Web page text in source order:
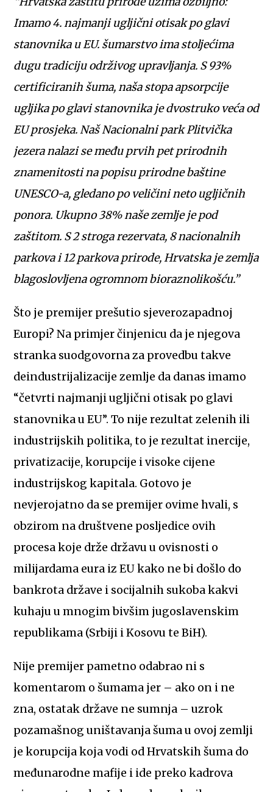
Imamo 4. najmanji ugljični otisak po glavi
stanovnika u EU. šumarstvo ima stoljećima
dugu tradiciju održivog upravljanja. S 93%
certificiranih šuma, naša stopa apsorpcije
ugljika po glavi stanovnika je dvostruko veća od
EU prosjeka. Naš Nacionalni park Plitvička
jezera nalazi se među prvih pet prirodnih
znamenitosti na popisu prirodne baštine
UNESCO-a, gledano po veličini neto ugljičnih
ponora. Ukupno 38% naše zemlje je pod
zaštitom. S 2 stroga rezervata, 8 nacionalnih
parkova i 12 parkova prirode, Hrvatska je zemlja
blagoslovljena ogromnom bioraznolikošću.”
Što je premijer prešutio sjeverozapadnoj
Europi? Na primjer činjenicu da je njegova
stranka suodgovorna za provedbu takve
deindustrijalizacije zemlje da danas imamo
“četvrti najmanji ugljični otisak po glavi
stanovnika u EU”. To nije rezultat zelenih ili
industrijskih politika, to je rezultat inercije,
privatizacije, korupcije i visoke cijene
industrijskog kapitala. Gotovo je
nevjerojatno da se premijer ovime hvali, s
obzirom na društvene posljedice ovih
procesa koje drže državu u ovisnosti o
milijardama eura iz EU kako ne bi došlo do
bankrota države i socijalnih sukoba kakvi
kuhaju u mnogim bivšim jugoslavenskim
republikama (Srbiji i Kosovu te BiH).
Nije premijer pametno odabrao ni s
komentarom o šumama jer – ako on i ne
zna, ostatak države ne sumnja – uzrok
pozamašnog uništavanja šuma u ovoj zemlji
je korupcija koja vodi od Hrvatskih šuma do
međunarodne mafije i ide preko kadrova